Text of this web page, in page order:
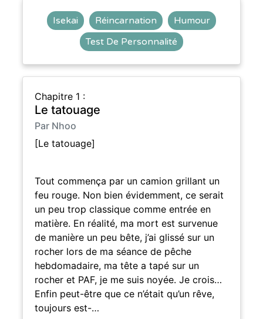
Isekai Réincarnation
Humour
Test De Personnalité
Chapitre 1 :
Le tatouage
Par Nhoo
[Le tatouage]
Tout commença par un camion grillant un
feu rouge. Non bien évidemment, ce serait
un peu trop classique comme entrée en
matière. En réalité, ma mort est survenue
de manière un peu bête, j’ai glissé sur un
rocher lors de ma séance de pêche
hebdomadaire, ma tête a tapé sur un
rocher et PAF, je me suis noyée. Je crois…
Enfin peut-être que ce n’était qu’un rêve,
toujours est-…